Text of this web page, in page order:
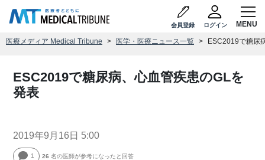
会員登録 ログイン
医療メディア Medical Tribune 医学・医療ニュース一覧 ESC2019で糖尿
ESC2019で糖尿病、心血管疾患のGLを
発表
2019年9月16日 5:00
1 26 名の医師が参考になったと回答